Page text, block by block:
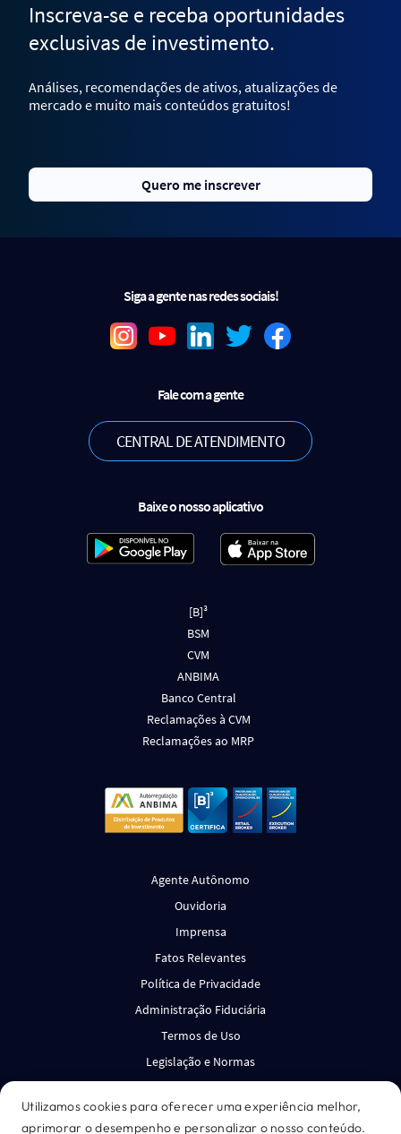
Utilizamos cookies para oferecer uma experiência melhor,
aprimorar o desempenho e personalizar o nosso conteúdo.
Inscreva-se e receba oportunidades
exclusivas de investimento.
Análises, recomendações de ativos, atualizações de
mercado e muito mais conteúdos gratuitos!
Quero me inscrever
Siga a gente nas redes sociais!
Fale com a gente
CENTRAL DE ATENDIMENTO
Baixe o nosso aplicativo
[B]³
BSM
CVM
ANBIMA
Banco Central
Reclamações à CVM
Reclamações ao MRP
Agente Autônomo
Ouvidoria
Imprensa
Fatos Relevantes
Política de Privacidade
Administração Fiduciária
Termos de Uso
Legislação e Normas